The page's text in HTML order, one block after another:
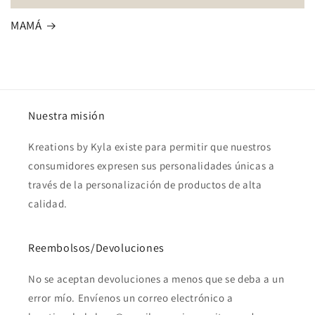
MAMÁ
Nuestra misión
Kreations by Kyla existe para permitir que nuestros
consumidores expresen sus personalidades únicas a
través de la personalización de productos de alta
calidad.
Reembolsos/Devoluciones
No se aceptan devoluciones a menos que se deba a un
error mío. Envíenos un correo electrónico a